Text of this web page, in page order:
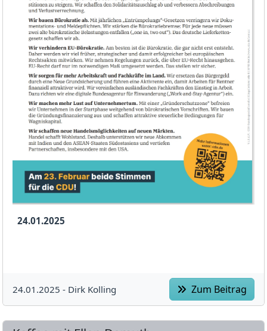
24.01.2025
24.01.2025 - Dirk Kolling Zum Beitrag